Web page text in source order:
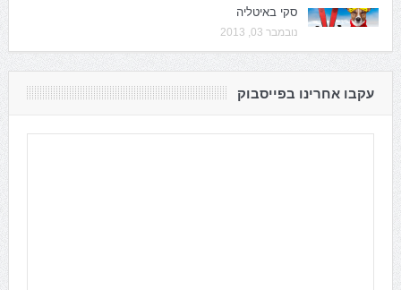
סקי באיטליה
נובמבר 03, 2013
עקבו אחרינו בפייסבוק